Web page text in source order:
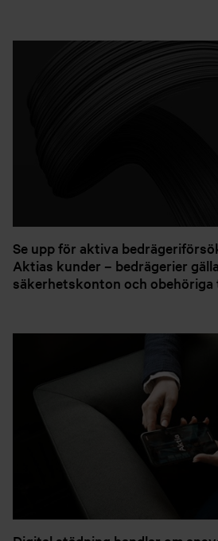
Se upp för aktiva
Aktias kunder – bedrägerier
säkerhetskonton och